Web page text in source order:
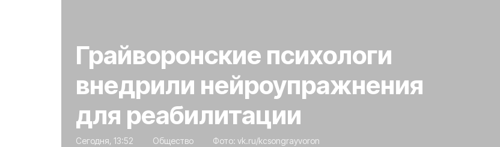
Грайворонские психологи
внедрили нейроупражнения
для реабилитации
Сегодня, 13:52 Общество Фото: vk.ru/kcsongrayvoron